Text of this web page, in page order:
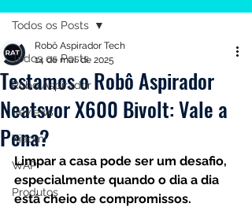
Todos os Posts
Robô Aspirador
Reviews
Xiaomi
WAP
Produtos
Todos os Posts
Testamos o Robô Aspirador
Neatsvor X600 Bivolt: Vale a
Pena?
Robô Aspirador Tech
14 de mai. de 2025
Limpar a casa pode ser um desafio,
especialmente quando o dia a dia
está cheio de compromissos.